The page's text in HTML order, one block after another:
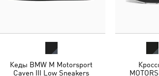
Кеды BMW M Motorsport
Caven III Low Sneakers